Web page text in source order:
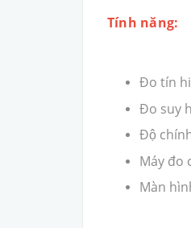
Tính năng:
Đo tín
Đo suy
Độ
Máy đo
Màn